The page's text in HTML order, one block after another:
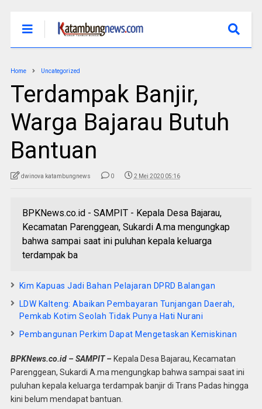
Home Uncategorized
Terdampak Banjir,
Warga Bajarau Butuh
Bantuan
dwinova katambungnews 0 2 Mei 2020 05:16
BPKNews.co.id - SAMPIT - Kepala Desa Bajarau,
Kecamatan Parenggean, Sukardi A.ma mengungkap
bahwa sampai saat ini puluhan kepala keluarga
terdampak ba
Kim Kapuas Jadi Bahan Pelajaran DPRD Balangan
LDW Kalteng: Abaikan Pembayaran Tunjangan Daerah,
Pemkab Kotim Seolah Tidak Punya Hati Nurani
Pembangunan Perkim Dapat Mengetaskan Kemiskinan
BPKNews.co.id – SAMPIT – Kepala Desa Bajarau, Kecamatan
Parenggean, Sukardi A.ma mengungkap bahwa sampai saat ini
puluhan kepala keluarga terdampak banjir di Trans Padas hingga
kini belum mendapat bantuan.